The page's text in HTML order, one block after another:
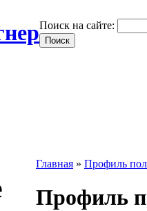
Поиск на сайте:
Главная » Профиль
Профиль